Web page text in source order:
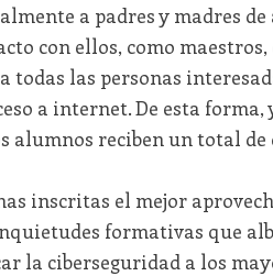
a padres y madres de
con ellos, como
todas las personas
a internet. De esta
alumnos reciben un total de
inscritas el mejor
formativas que
la ciberseguridad a los